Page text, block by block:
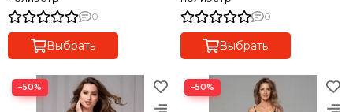
0
Выбрать
0
Выбрать
−50% −50%